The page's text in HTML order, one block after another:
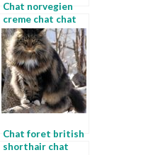
Chat norvegien
creme chat chat
chat
Chat foret british
shorthair chat